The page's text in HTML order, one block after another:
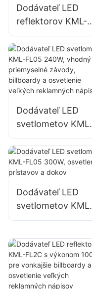
Dodávateľ LED
reflektorov KML-
FL05 150W pre
osvetlenie
parkovísk a
skladovacích
priestorov
Dodávateľ LED
svetlometov KML-
FL05 240W,
vhodný pre
priemyselné
závody, billboardy
a osvetlenie
veľkých
reklamných
Dodávateľ LED
svetlometov KML-
FL05 300W,
prístavov a dokov